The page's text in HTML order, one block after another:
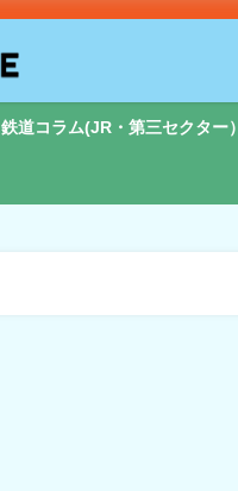
鉄道コラム(JR・第三セクター）